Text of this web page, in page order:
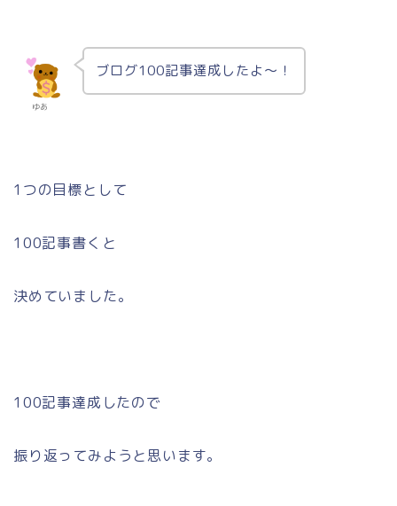
ゆあ
ブログ100記事達成したよ〜！
1つの目標として
100記事書くと
決めていました。
100記事達成したので
振り返ってみようと思います。